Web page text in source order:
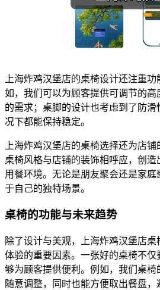
上海炸鸡汉堡店的桌椅设计还注重
如，我们可以为顾客提供可调节的
的需求；桌脚的设计也考虑到了防
况下都能保持稳定。
上海炸鸡汉堡店的桌椅选择还为店
桌椅风格与店铺的装饰相呼应，创
用餐环境。无论是朋友聚会还是家
于自己的独特场景。
桌椅的功能与未来趋势
除了设计与美观，上海炸鸡汉堡店
体验的重要因素。一张好的桌椅不
够为顾客提供便利。例如，我们桌
随意调整，同时也能方便取出餐盘，